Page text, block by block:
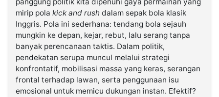
Kabarbaru.co
2026
Kabarbaru
Media
Holding
panggung politik kita dipenuhi gaya permainan yang
mirip pola kick and rush dalam sepak bola klasik
Inggris. Pola ini sederhana: tendang bola sejauh
mungkin ke depan, kejar, rebut, lalu serang tanpa
banyak perencanaan taktis. Dalam politik,
pendekatan serupa muncul melalui strategi
konfrontatif, mobilisasi massa yang keras, serangan
frontal terhadap lawan, serta penggunaan isu
emosional untuk memicu dukungan instan. Efektif?